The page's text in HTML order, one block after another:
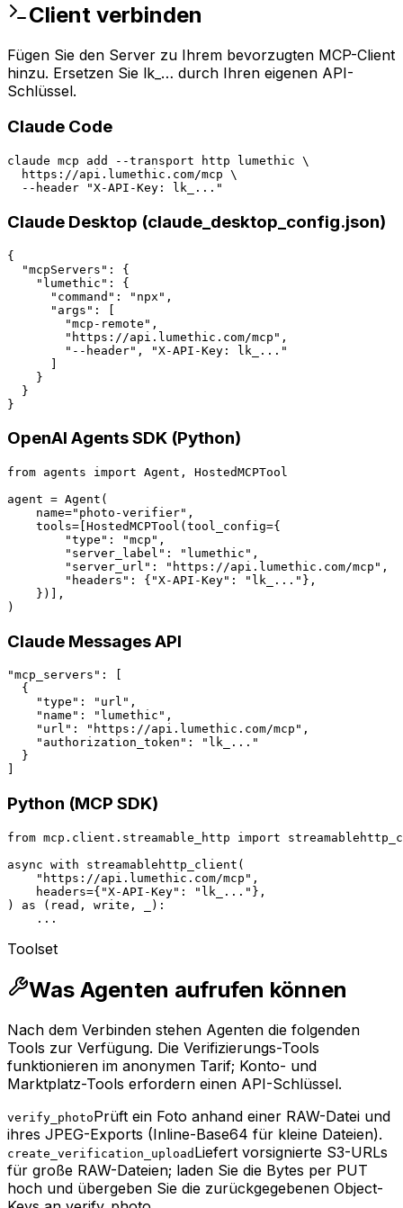
Client verbinden
Fügen Sie den Server zu Ihrem bevorzugten MCP-Client
hinzu. Ersetzen Sie lk_… durch Ihren eigenen API-
Schlüssel.
Claude Code
claude mcp add --transport http lumethic \
  https://api.lumethic.com/mcp \
  --header "X-API-Key: lk_..."
Claude Desktop (claude_desktop_config.json)
{
  "mcpServers": {
    "lumethic": {
      "command": "npx",
      "args": [
        "mcp-remote",
        "https://api.lumethic.com/mcp",
        "--header", "X-API-Key: lk_..."
      ]
    }
  }
}
OpenAI Agents SDK (Python)
from agents import Agent, HostedMCPTool
agent = Agent(
    name="photo-verifier",
    tools=[HostedMCPTool(tool_config={
        "type": "mcp",
        "server_label": "lumethic",
        "server_url": "https://api.lumethic.com/mcp",
        "headers": {"X-API-Key": "lk_..."},
    })],
)
Claude Messages API
"mcp_servers": [
  {
    "type": "url",
    "name": "lumethic",
    "url": "https://api.lumethic.com/mcp",
    "authorization_token": "lk_..."
  }
Python (MCP SDK)
from mcp.client.streamable_http import
async with streamablehttp_client(
    "https://api.lumethic.com/mcp",
    headers={"X-API-Key": "lk_..."},
) as (read, write, _):
    ...
Toolset
Was Agenten aufrufen können
Nach dem Verbinden stehen Agenten die folgenden
Tools zur Verfügung. Die Verifizierungs-Tools
funktionieren im anonymen Tarif; Konto- und
Marktplatz-Tools erfordern einen API-Schlüssel.
verify_photoPrüft ein Foto anhand einer RAW-Datei und
ihres JPEG-Exports (Inline-Base64 für kleine Dateien).
create_verification_upload Liefert vorsignierte S3-URLs
für große RAW-Dateien; laden Sie die Bytes per PUT
hoch und übergeben Sie die zurückgegebenen Object-